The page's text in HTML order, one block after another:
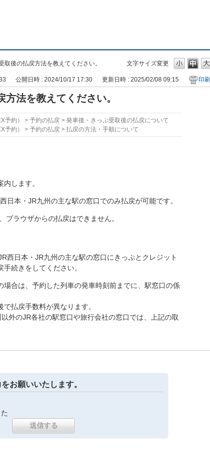
文字サイズ変更
取後の払戻方法を教えてください。
公開日時 : 2024/10/17 17:30 更新日時 : 2025/02/08 09:15 印刷
法を教えてください。
予約） > 予約の払戻 > 発車後・きっぷ受取後の払戻について
予約）
> 予約の払戻 > 払戻の方法・手順について
します。
日本・JR九州の主な駅の窓口でのみ払戻が可能です。
ラウザからの払戻はできません。
西日本・JR九州の主な駅の窓口にきっぷとクレジット
続きをしてください。
合は、予約した列車の発車時刻前までに、駅窓口の係
払戻手数料が異なります。
外のJR各社の駅窓口や旅行会社の窓口では、上記の取
お願いいたします。